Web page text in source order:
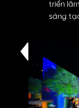
triển
sáng